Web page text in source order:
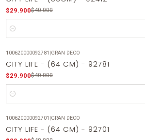
$29.900$40.000
Cantidad
100620000092781 GRAN DECO
CITY LIFE - (64 CM) - 92781
$29.900$40.000
Cantidad
100620000092701 GRAN DECO
CITY LIFE - (64 CM) - 92701